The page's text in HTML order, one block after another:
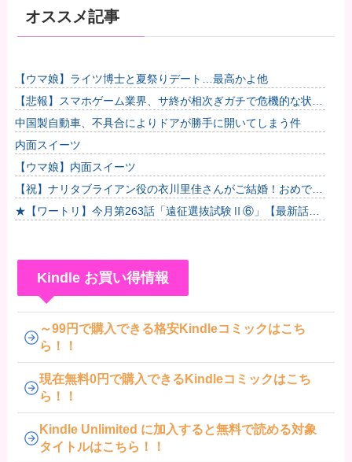
オススメ記事
【ウマ娘】ライツ博士と夏祭りデート…最高かよ他
【悲報】スマホゲーム業界、サ終が相次ぎガチで危機的な状況
に…その理由がこちら他
中国製自動車、不具合によりドアが勝手に開いてしまう件
内面スイーツ
【ウマ娘】内面スイーツ
【祝】ナリタブライアン役の衣川里佳さんがご結婚！おめでと
うございます！
★【ワートリ】今月第263話「遠征選抜試験Ⅱ⑥」【最新話コ
Kindle お買い得情報
～99円で購入できる格安Kindleコミックはこち
ら！！
現在無料0円で購入できるKindleコミックはこち
ら！！
Kindle Unlimited に加入すると無料で読める対象
タイトルはこちら！！